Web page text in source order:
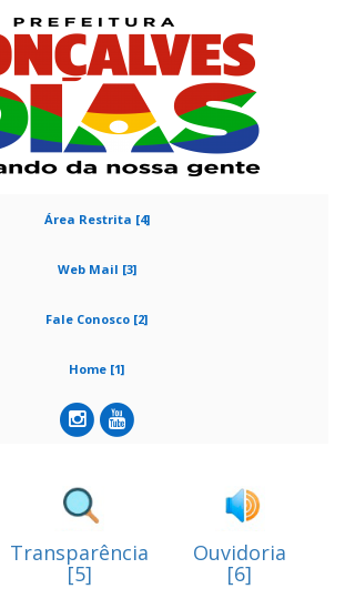
Área Restrita [4]
Web Mail [3]
Fale Conosco [2]
Home [1]
Transparência
[5]
Ouvidoria
[6]